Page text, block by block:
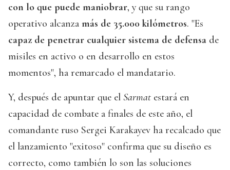
con lo que puede maniobrar, y que su rango
operativo alcanza más de 35.000 kilómetros. "Es
capaz de penetrar cualquier sistema de defensa de
misiles en activo o en desarrollo en estos
momentos", ha remarcado el mandatario.
Y, después de apuntar que el Sarmat estará en
capacidad de combate a finales de este año, el
comandante ruso Sergei Karakayev ha recalcado que
el lanzamiento "exitoso" confirma que su diseño es
correcto, como también lo son las soluciones